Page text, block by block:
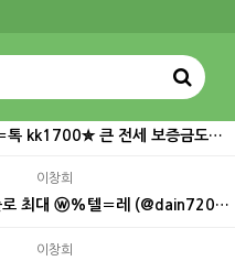
톡 kk1700✮ 큰 전세 보증금도…
이창희
로 최대 ⓦ%텔〓레 (@dain720…
이창희